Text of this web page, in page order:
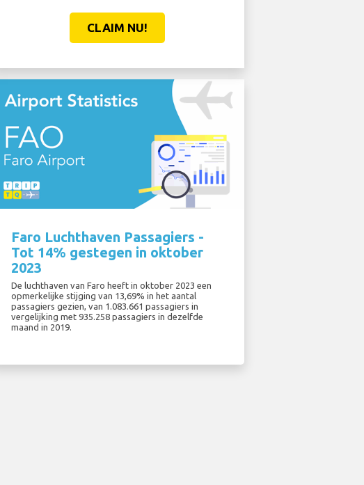
CLAIM NU!
Faro Luchthaven Passagiers -
Tot 14% gestegen in oktober
2023
De luchthaven van Faro heeft in oktober 2023 een
opmerkelijke stijging van 13,69% in het aantal
passagiers gezien, van 1.083.661 passagiers in
vergelijking met 935.258 passagiers in dezelfde
maand in 2019.